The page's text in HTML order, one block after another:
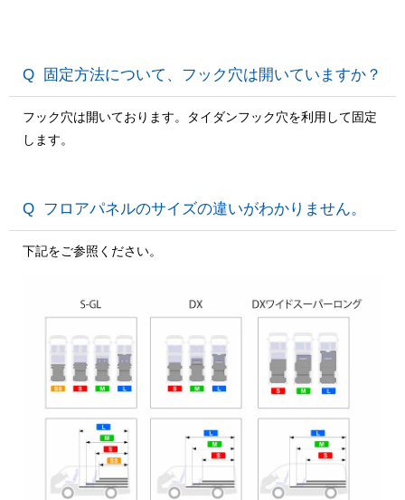
固定方法について、フック穴は開いていますか？
フック穴は開いております。タイダンフック穴を利用して固定
します。
フロアパネルのサイズの違いがわかりません。
下記をご参照ください。